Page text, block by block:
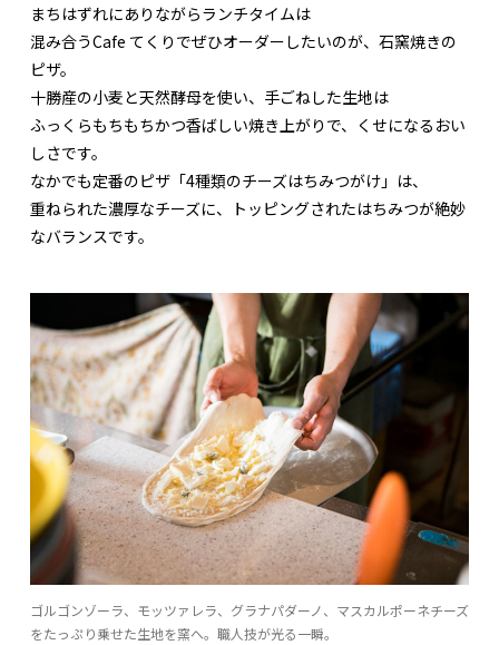
まちはずれにありながらランチタイムは
混み合うCafe てくりでぜひオーダーしたいのが、石窯焼きの
ピザ。
十勝産の小麦と天然酵母を使い、手ごねした生地は
ふっくらもちもちかつ香ばしい焼き上がりで、くせになるおい
しさです。
なかでも定番のピザ「4種類のチーズはちみつがけ」は、
重ねられた濃厚なチーズに、トッピングされたはちみつが絶妙
なバランスです。
ゴルゴンゾーラ、モッツァレラ、グラナパダーノ、マスカルポーネチーズ
をたっぷり乗せた生地を窯へ。職人技が光る一瞬。